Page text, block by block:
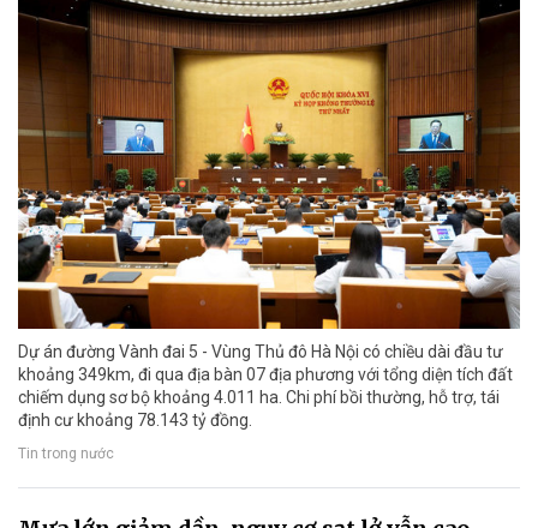
Dự án đường Vành đai 5 - Vùng Thủ đô Hà Nội có chiều dài đầu tư
khoảng 349km, đi qua địa bàn 07 địa phương với tổng diện tích đất
chiếm dụng sơ bộ khoảng 4.011 ha. Chi phí bồi thường, hỗ trợ, tái
định cư khoảng 78.143 tỷ đồng.
Tin trong nước